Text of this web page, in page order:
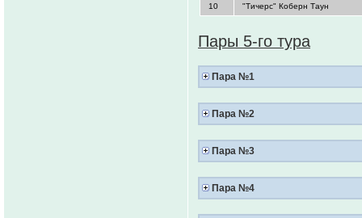
10 "Тичерс" Коберн Таун
Пары 5-го тура
Пара №1
Пара №2
Пара №3
Пара №4